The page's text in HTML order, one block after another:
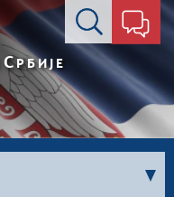
Контакт форма
СРБИЈЕ